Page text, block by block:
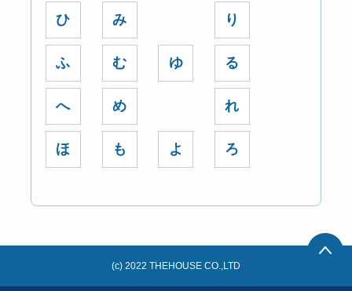
ひ
ふ
へ
ほ
み
む
め
も
ゆ
よ
り
る
れ
ろ
(c) 2022 THEHOUSE CO.,LTD